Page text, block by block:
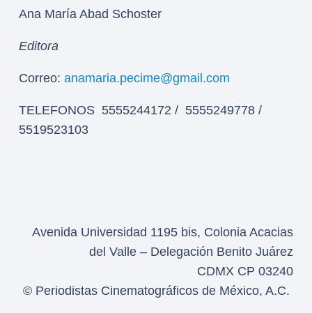
Ana María Abad Schoster
Editora
Correo: anamaria.pecime@gmail.com
TELEFONOS 5555244172 / 5555249778 /
5519523103
Avenida Universidad 1195 bis, Colonia Acacias
del Valle – Delegación Benito Juárez
CDMX CP 03240
© Periodistas Cinematográficos de México, A.C.